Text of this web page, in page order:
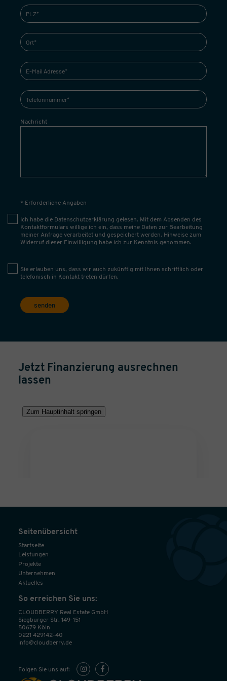
Nachricht
* Erforderliche Angaben
Ich habe die Datenschutzerklärung gelesen. Mit dem Absenden des
Kontaktformulars willige ich ein, dass meine Daten zur Bearbeitung
meiner Anfrage verarbeitet und gespeichert werden. Hinweise zum
Widerruf dieser Einwilligung habe ich zur Kenntnis genommen.
Sie erlauben uns, dass wir auch zukünftig mit Ihnen schriftlich oder
telefonisch in Kontakt treten dürfen.
senden
Jetzt Finanzierung ausrechnen
lassen
Seitenübersicht
Startseite
Leistungen
Projekte
Unternehmen
Aktuelles
So erreichen Sie uns:
CLOUDBERRY Real Estate GmbH
Siegburger Str. 149-151
50679 Köln
0221 429142-40
info@cloudberry.de
Folgen Sie uns auf: